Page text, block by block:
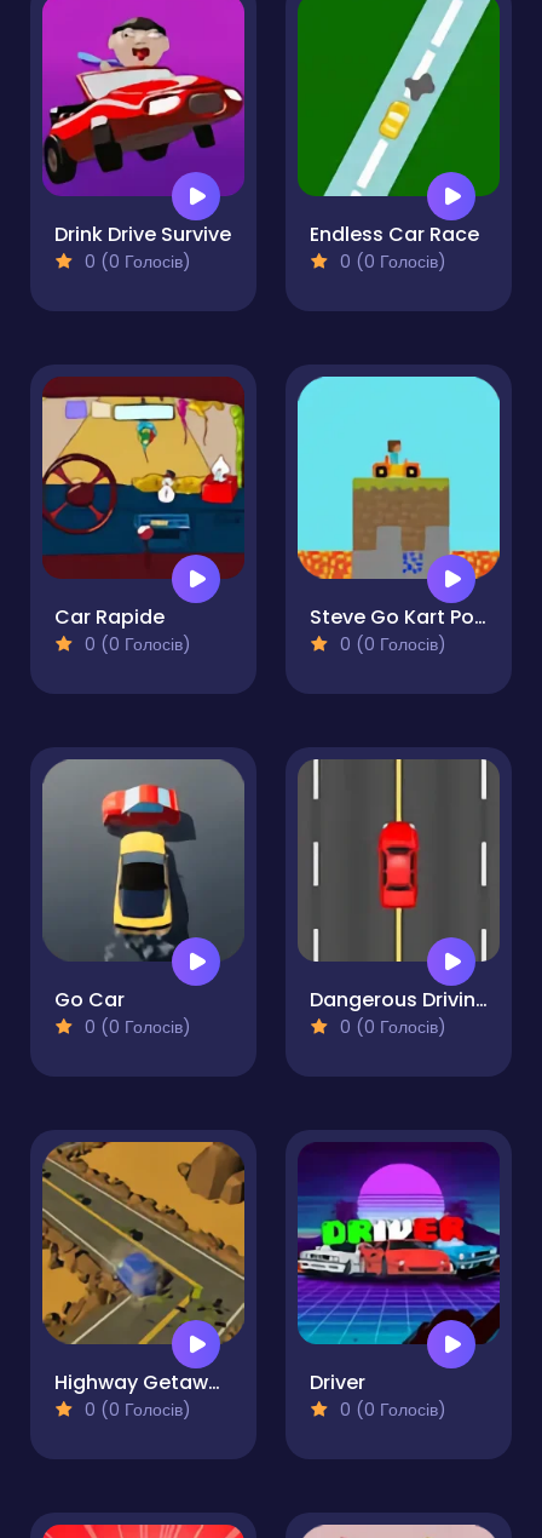
Drink Drive Survive
0 (0 Голосів)
Endless Car Race
0 (0 Голосів)
Car Rapide
0 (0 Голосів)
Steve Go Kart Portal
0 (0 Голосів)
Go Car
0 (0 Голосів)
Dangerous Driving
0 (0 Голосів)
Highway Getaway!
0 (0 Голосів)
Driver
0 (0 Голосів)